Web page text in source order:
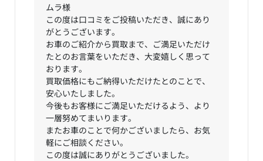
ムラ様
この度は口コミをご投稿いただき、誠にあり
がとうございます。
お車のご紹介から買取まで、ご満足いただけ
たとのお言葉をいただき、大変嬉しく思って
おります。
買取価格にもご納得いただけたとのことで、
安心いたしました。
今後もお客様にご満足いただけるよう、より
一層努めてまいります。
またお車のことで何かございましたら、お気
軽にご相談ください。
この度は誠にありがとうございました。